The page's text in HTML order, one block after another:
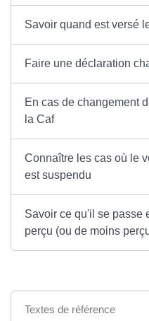
Savoir quand est versé
Faire une déclaration
En cas de changement
la Caf
Connaître les cas où le
est suspendu
Savoir ce qu'il se passe
perçu (ou de moins
Textes de référence